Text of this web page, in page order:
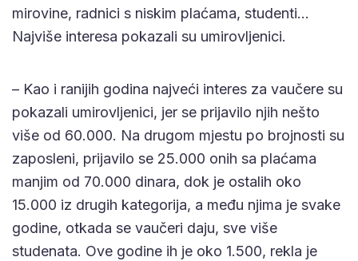
mirovine, radnici s niskim plaćama, studenti…
Najviše interesa pokazali su umirovljenici.
– Kao i ranijih godina najveći interes za vaučere su
pokazali umirovljenici, jer se prijavilo njih nešto
više od 60.000. Na drugom mjestu po brojnosti su
zaposleni, prijavilo se 25.000 onih sa plaćama
manjim od 70.000 dinara, dok je ostalih oko
15.000 iz drugih kategorija, a među njima je svake
godine, otkada se vaučeri daju, sve više
studenata. Ove godine ih je oko 1.500, rekla je